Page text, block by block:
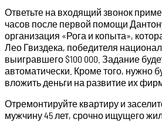
Ответьте на входящий звонок
часов после первой помощи
организация «Рога и копыта»,
Лео Гвиздека, победителя
выигравшего $100 000. Задание
автоматически. Кроме того, нужно
вложить деньги на развитие их
Отремонтируйте квартиру и
мужчину 45 лет, срочно ищущего